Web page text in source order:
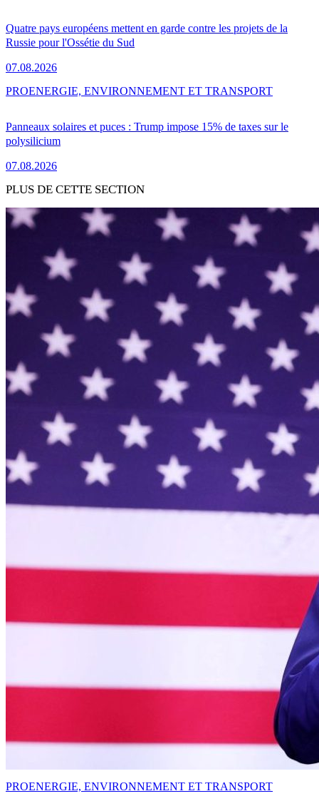
Quatre pays européens mettent en garde contre les projets de la
Russie pour l'Ossétie du Sud
07.08.2026
Panneaux solaires et puces : Trump impose 15% de taxes sur le
polysilicium
07.08.2026
PROENERGIE, ENVIRONNEMENT ET TRANSPORT
PLUS DE CETTE SECTION
PROENERGIE, ENVIRONNEMENT ET TRANSPORT